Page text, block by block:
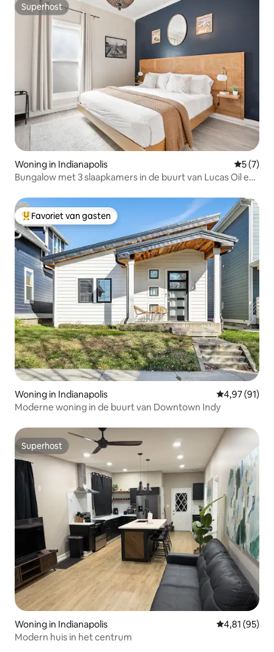
Superhost
Superhost
Woning in Indianapolis
5 (7)
Bungalow met 3 slaapkamers in de buurt van Lucas Oil en
Topfavoriet van gasten
Favoriet van gasten
Woning in Indianapolis Gemiddelde
4,97 (91)
Moderne woning in de buurt van Downtown Indy
Superhost
Superhost
Woning in Indianapolis Gemiddelde
4,81 (95)
Modern huis in het centrum